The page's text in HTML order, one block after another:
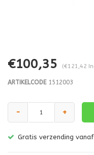
€100,35 (€121,42
ARTIKELCODE1512003
- +
Gratis verzending